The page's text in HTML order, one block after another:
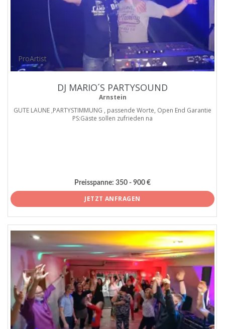
ProArtist
DJ MARIO´S PARTYSOUND
Arnstein
GUTE LAUNE ,PARTYSTIMMUNG , passende Worte, Open End Garantie
PS:Gäste sollen zufrieden na
Preisspanne: 350 - 900 €
JETZT ANFRAGEN